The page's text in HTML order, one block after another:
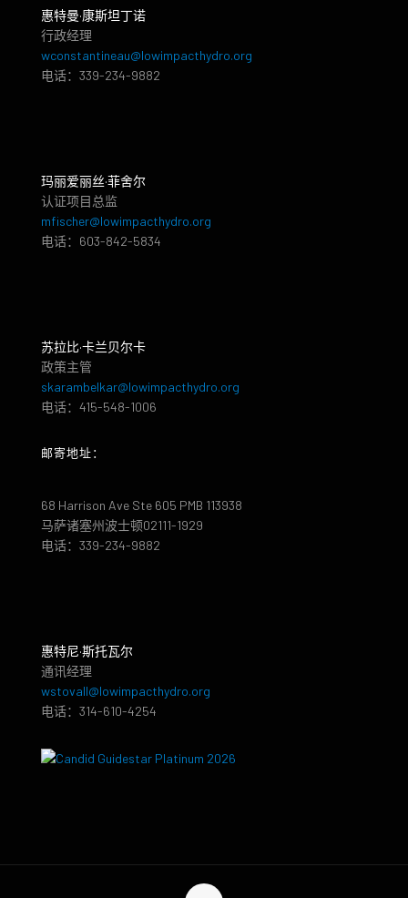
惠特曼·康斯坦丁诺
行政经理
wconstantineau@lowimpacthydro.org
电话：339-234-9882
玛丽爱丽丝·菲舍尔
认证项目总监
mfischer@lowimpacthydro.org
电话：603-842-5834
苏拉比·卡兰贝尔卡
政策主管
skarambelkar@lowimpacthydro.org
电话：415-548-1006
邮寄地址：
68 Harrison Ave Ste 605 PMB 113938
马萨诸塞州波士顿02111-1929
电话：339-234-9882
惠特尼·斯托瓦尔
通讯经理
wstovall@lowimpacthydro.org
电话：314-610-4254